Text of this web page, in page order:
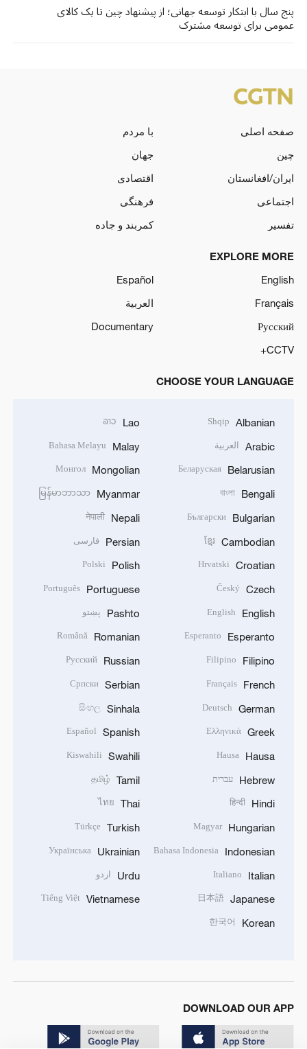
پنج سال با ابتکار توسعه جهانی؛ از پیشنهاد چین تا یک کالای
عمومی برای توسعه مشترک
صفحه اصلی
با مردم
چین
جهان
ایران/افغانستان
اقتصادی
اجتماعی
فرهنگی
تفسیر
کمربند و جاده
EXPLORE MORE
English
Español
Français
العربية
Русский
Documentary
CCTV+
CHOOSE YOUR LANGUAGE
Albanian
Shqip
Arabic العربية
Belarusian
Беларуская
Bengali
বাংলা
Bulgarian
Български
Cambodian
ខ្មែរ
Croatian
Hrvatski
Czech
Český
English
English
Esperanto
Esperanto
Filipino
Filipino
French
Français
German
Deutsch
Greek
Ελληνικά
Hausa
Hausa
Hebrew עברית
Hindi
हिन्दी
Hungarian
Magyar
Indonesian
Bahasa Indonesia
Italian
Italiano
Japanese
日本語
Korean
한국어
Lao
ລາວ
Malay
Bahasa Melayu
Mongolian
Монгол
Myanmar
မြန်မာဘာသာ
Nepali
नेपाली
Persian فارسی
Polish
Polski
Portuguese
Português
Pashto پښتو
Romanian
Română
Russian
Русский
Serbian
Српски
Sinhala
සිංහල
Spanish
Español
Swahili
Kiswahili
Tamil
தமிழ்
Thai
ไทย
Turkish
Türkçe
Ukrainian
Українська
Urdu اردو
Vietnamese
Tiếng Việt
DOWNLOAD OUR APP